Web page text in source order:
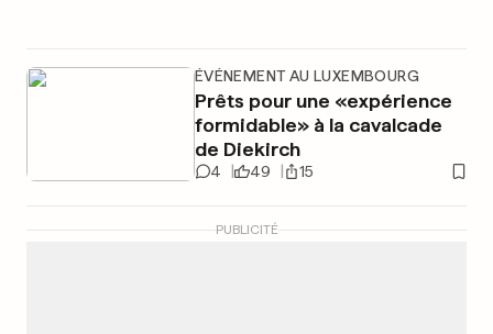
ÉVÉNEMENT AU LUXEMBOURG
Prêts pour une «expérience
formidable» à la cavalcade
de Diekirch
4 49 15
PUBLICITÉ